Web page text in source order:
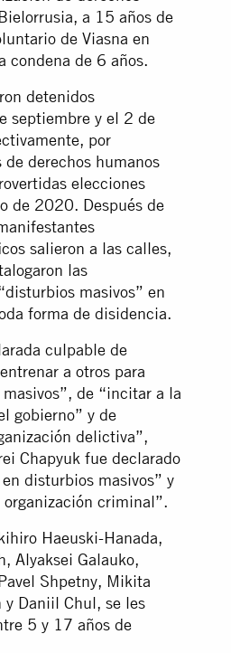
a 15 años de
de Viasna en
condena de 6 años.
detenidos
septiembre y el 2 de
por
derechos humanos
elecciones
de 2020. Después de
salieron a las calles,
las
masivos” en
forma de disidencia.
culpable de
a otros para
de “incitar a la
gobierno” y de
delictiva”,
Chapyuk fue declarado
disturbios masivos” y
criminal”.
Haeuski-Hanada,
Alyaksei Galauko,
Shpetny, Mikita
y Daniil Chul, se les
5 y 17 años de